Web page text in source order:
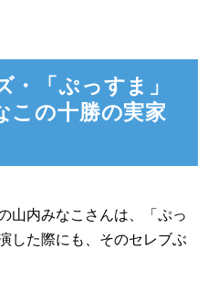
・「ぷっすま」
この十勝の実家
山内みなこさんは、「ぷっ
した際にも、そのセレブぶ